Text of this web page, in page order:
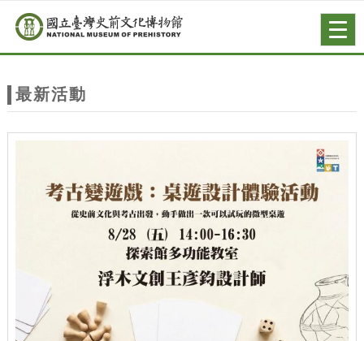
站
主
跳到主要內容
網站導覽
最新活動